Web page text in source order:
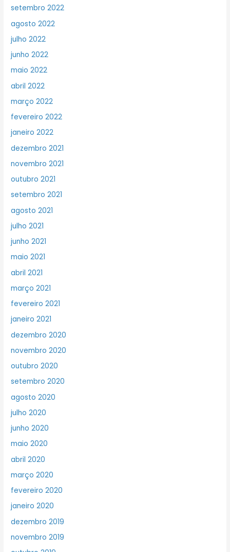
setembro 2022
agosto 2022
julho 2022
junho 2022
maio 2022
abril 2022
março 2022
fevereiro 2022
janeiro 2022
dezembro 2021
novembro 2021
outubro 2021
setembro 2021
agosto 2021
julho 2021
junho 2021
maio 2021
abril 2021
março 2021
fevereiro 2021
janeiro 2021
dezembro 2020
novembro 2020
outubro 2020
setembro 2020
agosto 2020
julho 2020
junho 2020
maio 2020
abril 2020
março 2020
fevereiro 2020
janeiro 2020
dezembro 2019
novembro 2019